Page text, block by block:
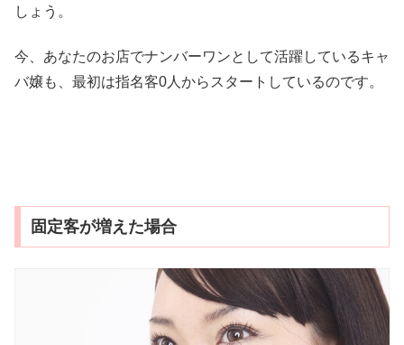
しょう。
今、あなたのお店でナンバーワンとして活躍しているキャ
バ嬢も、最初は指名客0人からスタートしているのです。
固定客が増えた場合